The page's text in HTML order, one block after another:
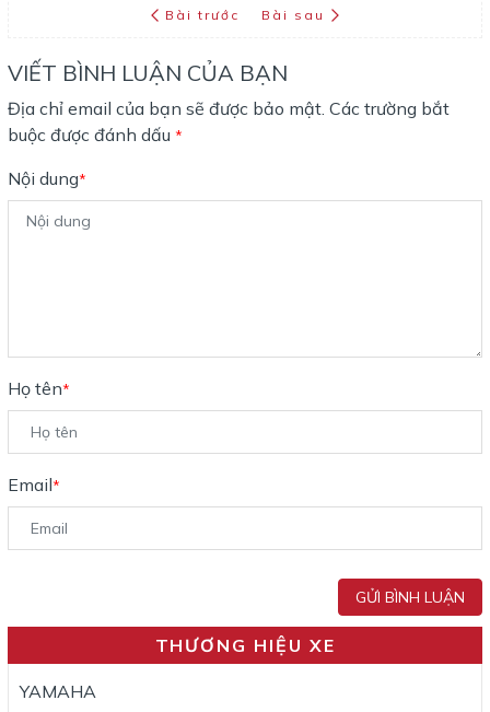
Bài trước Bài sau
VIẾT BÌNH LUẬN CỦA BẠN
Địa chỉ email của bạn sẽ được bảo mật. Các trường bắt
buộc được đánh dấu *
Nội dung*
Họ tên*
Email*
GỬI BÌNH LUẬN
THƯƠNG HIỆU XE
YAMAHA